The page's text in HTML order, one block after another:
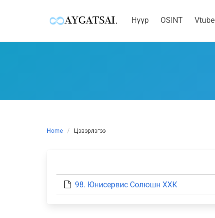
to
Нүүр OSINT Vtube
Home Цэвэрлэгээ
98. Юнисервис Солюшн ХХК